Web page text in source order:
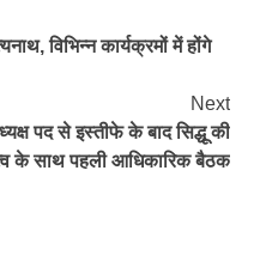
विभिन्न कार्यक्रमों में होंगे
Next
पद से इस्तीफे के बाद सिद्धू की
के साथ पहली आधिकारिक बैठक